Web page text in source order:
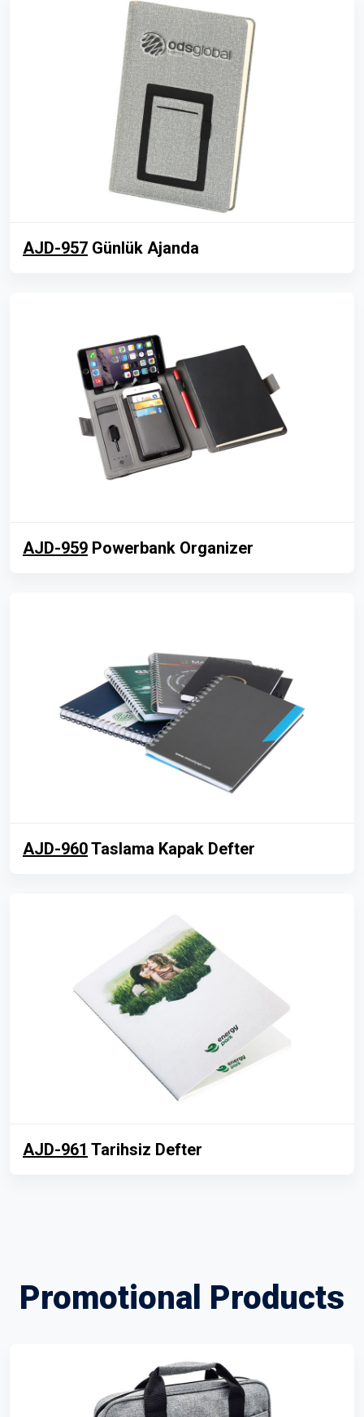
AJD-957 Günlük Ajanda
AJD-959 Powerbank Organizer
AJD-960Taslama Kapak Defter
AJD-961 Tarihsiz Defter
Promotional Products